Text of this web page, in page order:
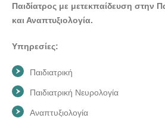
Παιδίατρος με μετεκπαίδευση στην
και Αναπτυξιολογία.
Υπηρεσίες:
Παιδιατρική
Παιδιατρική Νευρολογία
Αναπτυξιολογία